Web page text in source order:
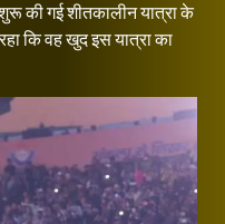
की गई शीतकालीन यात्रा के
कि वह खुद इस यात्रा का